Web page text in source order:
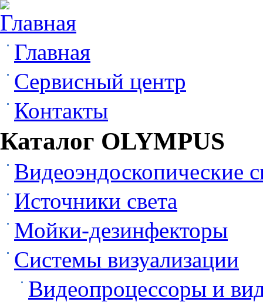
Главная
Сервисный центр
Контакты
Каталог OLYMPUS
Видеоэндоскопические
Источники света
Мойки-дезинфекторы
Системы визуализации
Видеопроцессоры и